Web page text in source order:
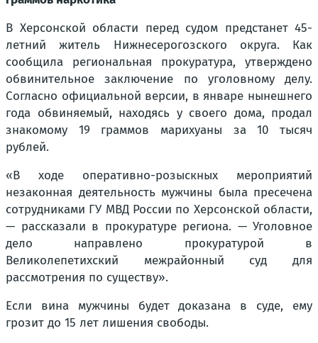
В Херсонской области перед судом предстанет 45-
летний житель Нижнесерогозского округа. Как
сообщила региональная прокуратура, утверждено
обвинительное заключение по уголовному делу.
Согласно официальной версии, в январе нынешнего
года обвиняемый, находясь у своего дома, продал
знакомому 19 граммов марихуаны за 10 тысяч
рублей.
«В ходе оперативно-розыскных мероприятий
незаконная деятельность мужчины была пресечена
сотрудниками ГУ МВД России по Херсонской области,
— рассказали в прокуратуре региона. — Уголовное
дело направлено прокуратурой в
Великолепетихский межрайонный суд для
рассмотрения по существу».
Если вина мужчины будет доказана в суде, ему
грозит до 15 лет лишения свободы.